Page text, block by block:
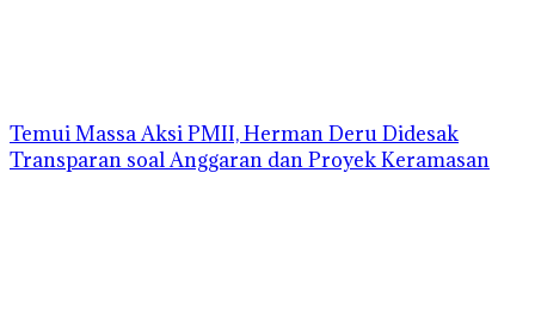
Temui Massa Aksi PMII, Herman Deru Didesak
Transparan soal Anggaran dan Proyek Keramasan